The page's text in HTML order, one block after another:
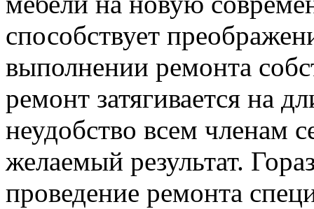
способствует
выполнении ремонта
ремонт затягивается на
неудобство всем членам
желаемый результат.
проведение ремонта